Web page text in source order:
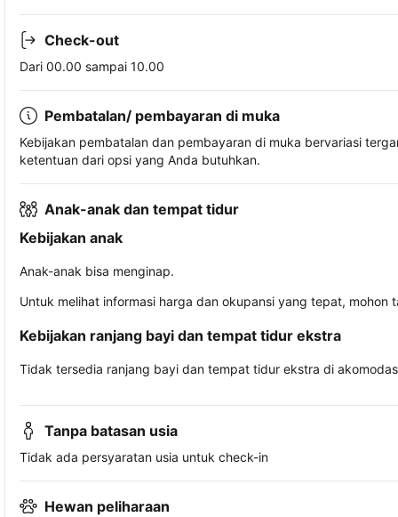
Check-out
Dari 00.00 sampai 10.00
Pembatalan/ pembayaran di muka
Kebijakan pembatalan dan pembayaran di muka bervariasi
ketentuan dari opsi yang Anda butuhkan.
Anak-anak dan tempat tidur
Kebijakan anak
Anak-anak bisa menginap.
Untuk melihat informasi harga dan okupansi yang tepat,
Kebijakan ranjang bayi dan tempat tidur ekstra
Tidak tersedia ranjang bayi dan tempat tidur ekstra di
Tanpa batasan usia
Tidak ada persyaratan usia untuk check-in
Hewan peliharaan